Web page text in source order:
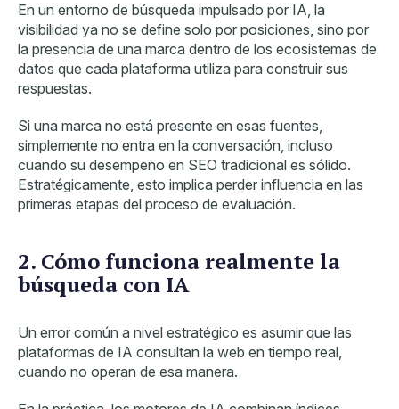
En un entorno de búsqueda impulsado por IA, la
visibilidad ya no se define solo por posiciones, sino por
la presencia de una marca dentro de los ecosistemas de
datos que cada plataforma utiliza para construir sus
respuestas.
Si una marca no está presente en esas fuentes,
simplemente no entra en la conversación, incluso
cuando su desempeño en SEO tradicional es sólido.
Estratégicamente, esto implica perder influencia en las
primeras etapas del proceso de evaluación.
2. Cómo funciona realmente la
búsqueda con IA
Un error común a nivel estratégico es asumir que las
plataformas de IA consultan la web en tiempo real,
cuando no operan de esa manera.